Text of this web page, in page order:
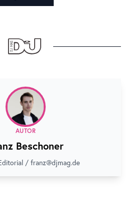
AUTOR
Beschoner
/ franz@djmag.de